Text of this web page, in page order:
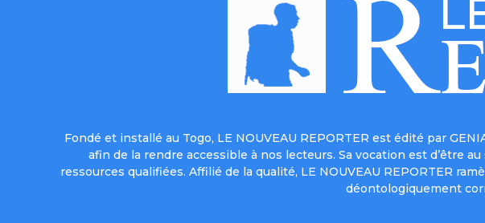
Fondé et installé au Togo, LE NOUVEAU REPORTER est édité par
afin de la rendre accessible à nos lecteurs. Sa vocation est d’être
ressources qualifiées. Affilié de la qualité, LE NOUVEAU REPORTER
déontologiquement